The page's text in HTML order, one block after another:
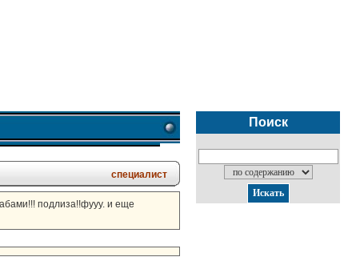
специалист
подлиза!!фууу. и еще
Поиск